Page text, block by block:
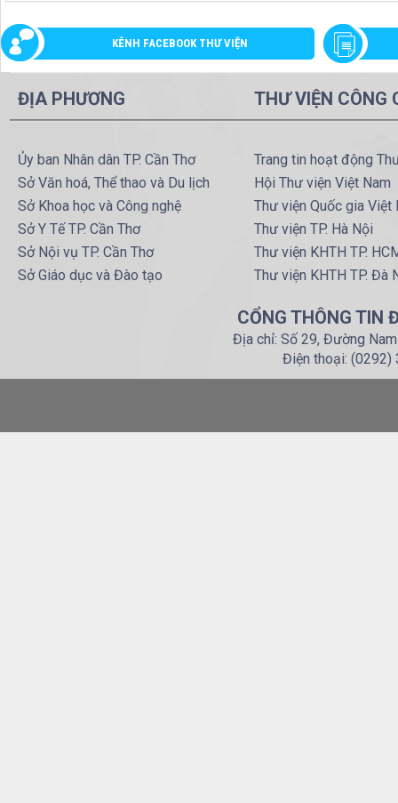
KÊNH FACEBOOK THƯ VIỆN
ĐỊA PHƯƠNG
Ủy ban Nhân dân TP. Cần Thơ
Sở Văn hoá, Thể thao và Du lịch
Sở Khoa học và Công nghệ
Sở Y Tế TP. Cần Thơ
Sở Nội vụ TP. Cần Thơ
Sở Giáo dục và Đào tạo
THƯ VIỆN CÔNG
Trang tin hoạt động
Hội Thư viện Việt Nam
Thư viện Quốc gia Việt
Thư viện TP. Hà Nội
Thư viện KHTH TP.
Thư viện KHTH TP. Đà
CỔNG THÔNG TIN
Địa chỉ: Số 29, Đường
Điện thoại: (0292)